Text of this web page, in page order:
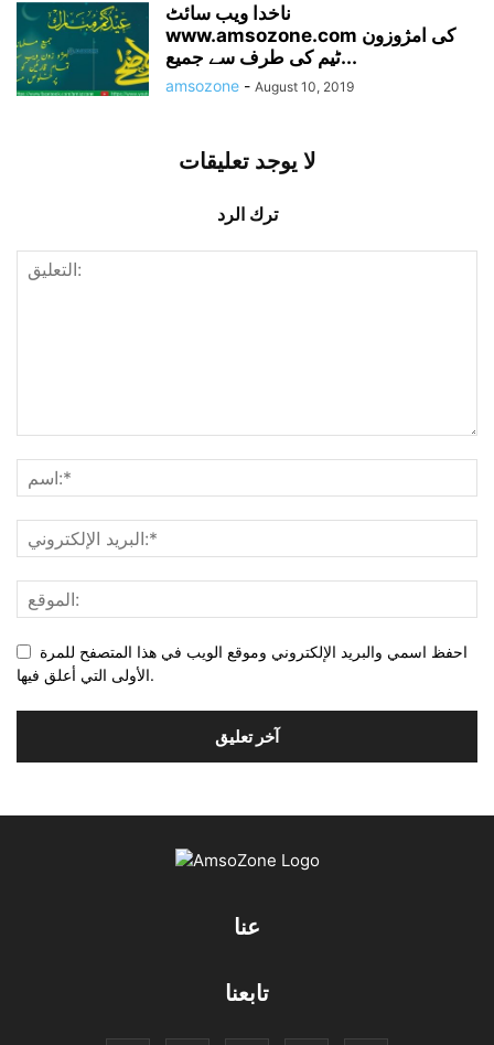
ناخدا ویب سائٹ
www.amsozone.com کی امژوزون
ٹیم کی طرف سے جمیع...
amsozone - August 10, 2019
لا يوجد تعليقات
ترك الرد
احفظ اسمي والبريد الإلكتروني وموقع الويب في هذا المتصفح للمرة
الأولى التي أعلق فيها.
عنا
تابعنا